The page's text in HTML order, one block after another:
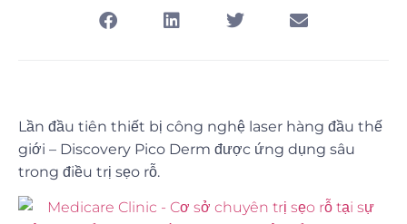
Lần đầu tiên thiết bị công nghệ laser hàng đầu thế
giới – Discovery Pico Derm được ứng dụng sâu
trong điều trị sẹo rỗ.